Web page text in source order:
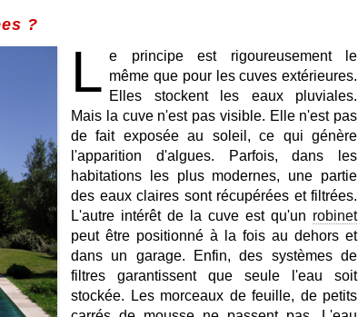
?
L e principe est rigoureusement le
même que pour les cuves extérieures.
Elles stockent les eaux pluviales.
Mais la cuve n'est pas visible. Elle n'est pas
de fait exposée au soleil, ce qui génère
l'apparition d'algues. Parfois, dans les
habitations les plus modernes, une partie
des eaux claires sont récupérées et filtrées.
L'autre intérêt de la cuve est qu'un robinet
peut être positionné à la fois au dehors et
dans un garage. Enfin, des systèmes de
filtres garantissent que seule l'eau soit
stockée. Les morceaux de feuille, de petits